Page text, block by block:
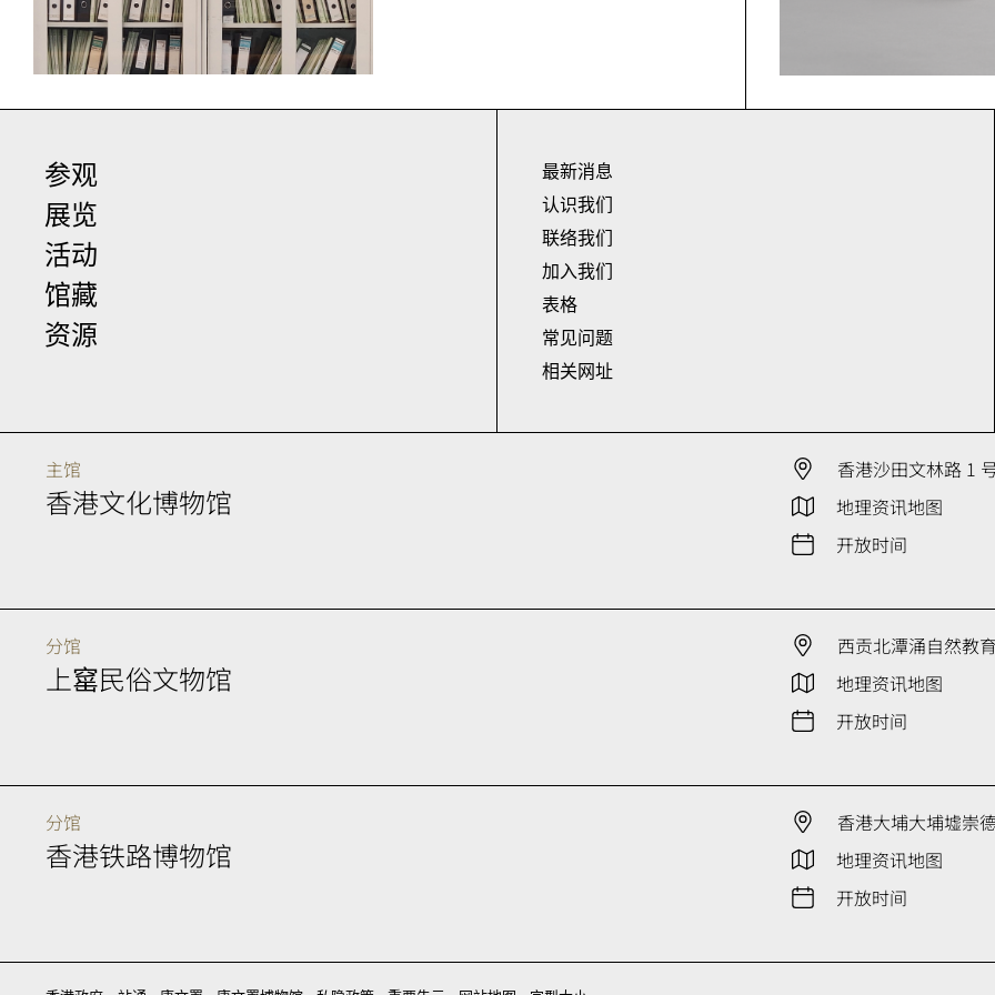
参观
展览
活动
馆藏
资源
最新消息
认识我们
联络我们
加入我们
表格
常见问题
相关网址
主馆
香港文化博物馆
香港沙田文林路 1
地理资讯地图
开放时间
分馆
上窰民俗文物馆
西贡北潭涌自然教
地理资讯地图
开放时间
分馆
香港铁路博物馆
香港大埔大埔墟崇
地理资讯地图
开放时间